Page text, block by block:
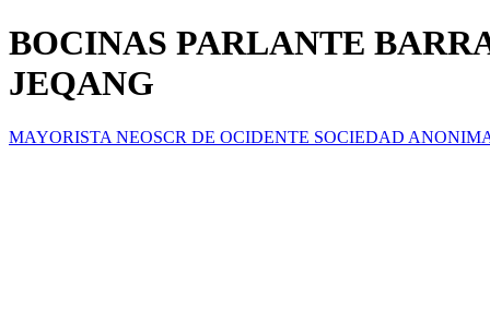
BOCINAS PARLANTE
JEQANG
MAYORISTA NEOSCR DE OCIDENTE SOCIEDAD